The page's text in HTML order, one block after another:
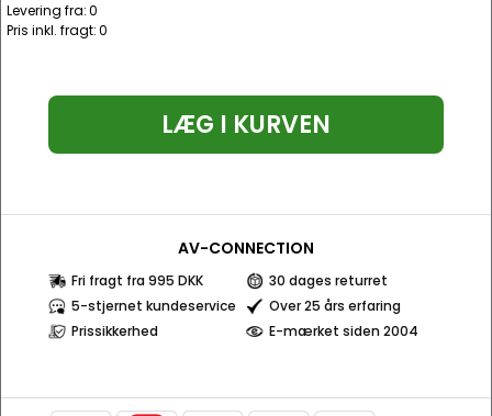
Levering fra:0
Pris inkl. fragt:0
LÆG I KURVEN
AV-CONNECTION
Fri fragt fra 995 DKK
30 dages returret
5-stjernet kundeservice
Over 25 års erfaring
Prissikkerhed
E-mærket siden 2004